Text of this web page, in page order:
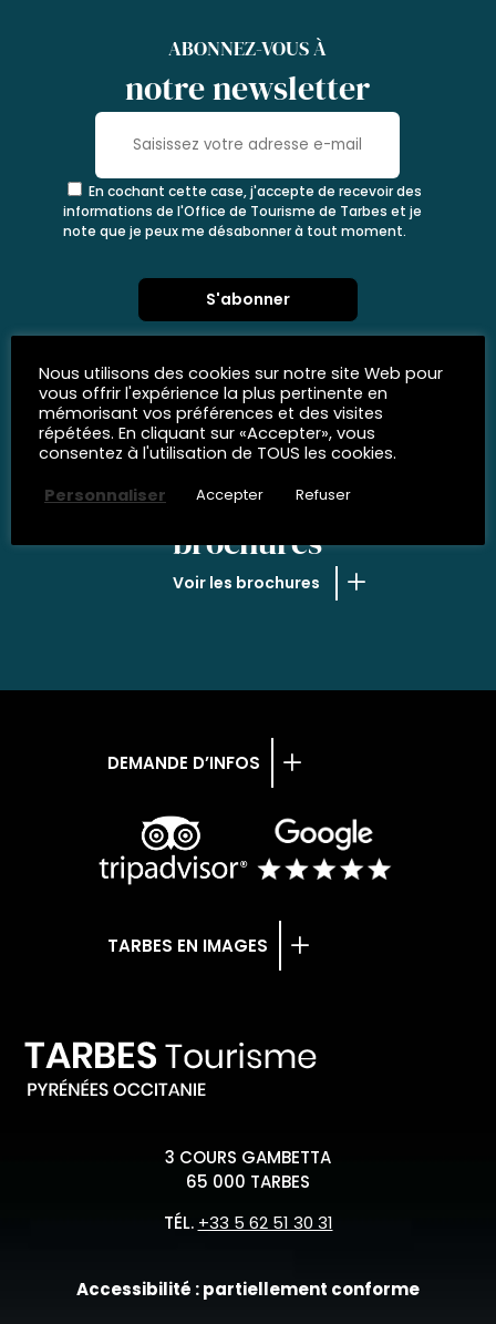
ABONNEZ-VOUS À
notre newsletter
En cochant cette case, j'accepte de recevoir des
informations de l'Office de Tourisme de Tarbes et je
note que je peux me désabonner à tout moment.
NOS
brochures
Voir les brochures
DEMANDE D’INFOS
TARBES EN IMAGES
3 COURS GAMBETTA
65 000 TARBES
TÉL. +33 5 62 51 30 31
Accessibilité : partiellement conforme
Nous utilisons des cookies sur notre site Web pour
vous offrir l'expérience la plus pertinente en
mémorisant vos préférences et des visites
répétées. En cliquant sur «Accepter», vous
consentez à l'utilisation de TOUS les cookies.
Personnaliser
Accepter Refuser